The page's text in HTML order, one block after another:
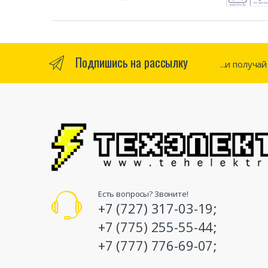
Подпишись на рассылку ...и получай
Есть вопросы? Звоните!
+7 (727) 317-03-19;
+7 (775) 255-55-44;
+7 (777) 776-69-07;